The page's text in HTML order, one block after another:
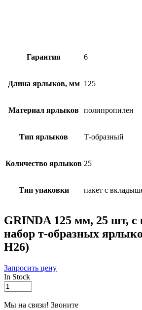
Гарантия 6
Длина ярлыков, мм 125
Материал ярлыков полипропилен
Тип ярлыков Т-образный
Количество ярлыков 25
Тип упаковки пакет с
GRINDA 125 мм, 25 шт,
набор т-образных
H26)
Запросить цену
In Stock
GRINDA
125
мм,
Мы на связи! Звоните